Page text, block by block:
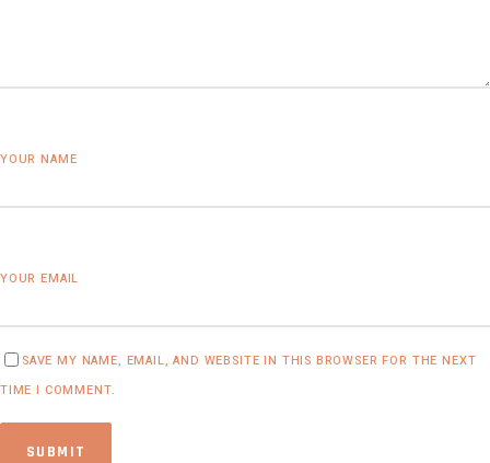
YOUR NAME
YOUR EMAIL
SAVE MY NAME, EMAIL, AND WEBSITE IN THIS BROWSER FOR THE NEXT
TIME I COMMENT.
SUBMIT